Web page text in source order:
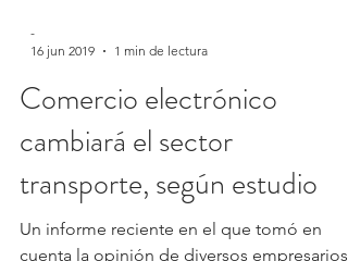
-
16 jun 2019
1 min de lectura
Comercio electrónico
cambiará el sector
transporte, según estudio
Un informe reciente en el que tomó en
cuenta la opinión de diversos empresarios,